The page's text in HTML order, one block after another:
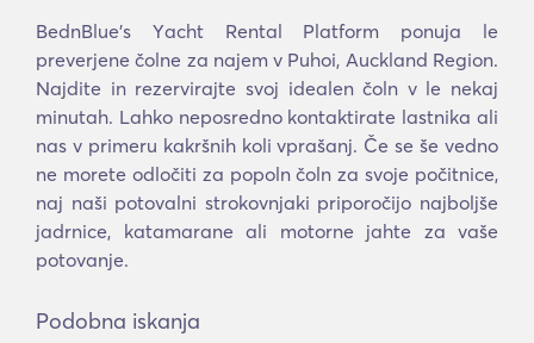
BednBlue's Υacht Rental Platform ponuja le
preverjene čolne za najem v Puhoi, Auckland Region.
Najdite in rezervirajte svoj idealen čoln v le nekaj
minutah. Lahko neposredno kontaktirate lastnika ali
nas v primeru kakršnih koli vprašanj. Če se še vedno
ne morete odločiti za popoln čoln za svoje počitnice,
naj naši potovalni strokovnjaki priporočijo najboljše
jadrnice, katamarane ali motorne jahte za vaše
potovanje.
Podobna iskanja